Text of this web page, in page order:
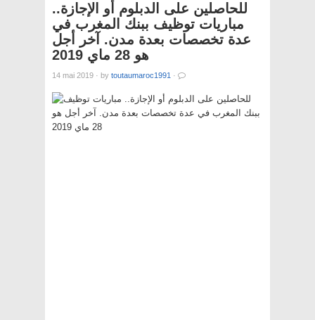
للحاصلين على الدبلوم أو الإجازة..
مباريات توظيف ببنك المغرب في
عدة تخصصات بعدة مدن. آخر أجل
هو 28 ماي 2019
14 mai 2019 · by toutaumaroc1991 ·